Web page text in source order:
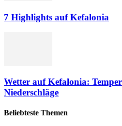
7 Highlights auf Kefalonia
Wetter auf Kefalonia:
Niederschläge
Beliebteste Themen